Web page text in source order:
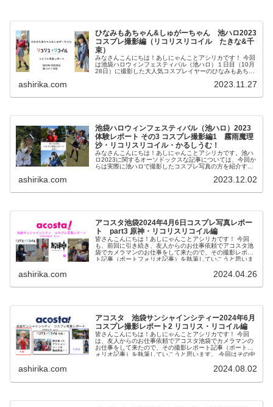
ひなみもあちゃん&しゅがーちゃん 池ハロ2023
コスプレ撮影編（リコリスリコイル たきな&千
束）
みなさんこんにちは！あしにゃんことアシリカです！ 今回
は池袋ハロウィンフェスティバル（池ハロ）１日目（10月
28日）に撮影した大人気コスプレイヤーのひなみもあちゃ
ashirika.com 2023.11.27
池袋ハロウィンフェスティバル（池ハロ）2023
体験レポート その3 コスプレ撮影編1 霧雨魔理
沙・リコリスリコイル・かるしうむ！
みなさんこんにちは！あしにゃんことアシリカです。池ハ
ロ2023に関するオーソドックスな記事については、今回か
らは実際に池ハロで撮影したコスプレ写真の方を紹介する
ashirika.com 2023.12.02
アコスタ池袋2024年4月6日コスプレ写真レポー
ト part3 原神・リコリスリコイル編
皆さんこんにちは！あしにゃんことアシリカです！ 今回
も、前回に引き続き、友人からのお仕事依頼でアコスタ池
袋でカメラマンのお仕事をして来たので、その撮影レポー
ト記事（ポートフォリオ記事）を執筆していこうと思いま
ashirika.com 2024.04.26
アコスタ 池袋サンシャインシティー2024年6月
コスプレ撮影レポート2 リコリス・リコイル編
皆さんこんにちは！あしにゃんことアシリカです！ 今回
は、友人からのお仕事依頼でアコスタ池袋でカメラマンの
お仕事をして来たので、その撮影レポート記事（ポートフ
ォリオ記事）を執筆していこうと思います。 今回はその中
ashirika.com 2024.08.02